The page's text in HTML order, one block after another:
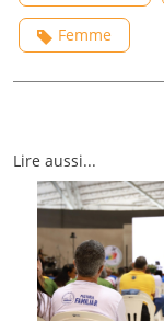
Femme
Lire aussi...